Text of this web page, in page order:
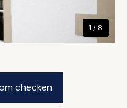
checken
1 / 8